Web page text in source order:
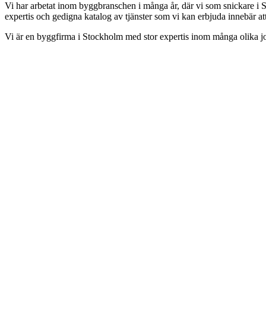
Vi har arbetat inom byggbranschen i många år, där vi som snickare
expertis och gedigna katalog av tjänster som vi kan erbjuda innebär
Vi är en byggfirma i Stockholm med stor expertis inom många